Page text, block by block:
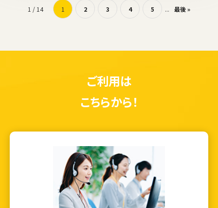
1 / 14 1 2 3 4 5 ... 最後 »
ご利用は
こちらから！